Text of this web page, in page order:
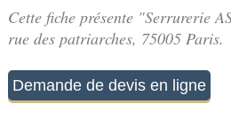
Cette fiche présente "Serrurerie
rue des patriarches, 75005 Paris.
Demande de devis en ligne